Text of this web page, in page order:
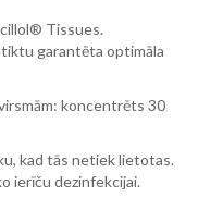
Tissues.
garantēta optimāla
koncentrēts 30
kad tās netiek lietotas.
ierīču dezinfekcijai.